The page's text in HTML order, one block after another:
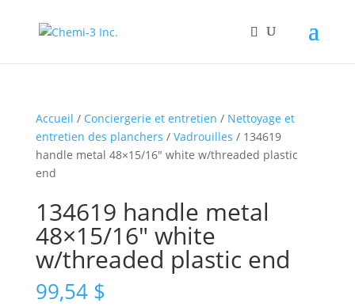
Accueil / Conciergerie et entretien / Nettoyage et
entretien des planchers / Vadrouilles / 134619
handle metal 48×15/16″ white w/threaded plastic
end
134619 handle metal
48×15/16″ white
w/threaded plastic end
99,54 $